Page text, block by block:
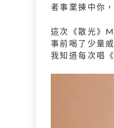
者事業揀中你
這次《散光》
事前喝了少量
我知道每次唱